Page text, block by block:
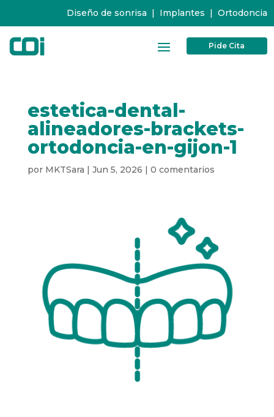
Diseño de sonrisa | Implantes | Ortodoncia
Pide Cita
estetica-dental-
alineadores-brackets-
ortodoncia-en-gijon-1
por MKTSara | Jun 5, 2026 | 0 comentarios